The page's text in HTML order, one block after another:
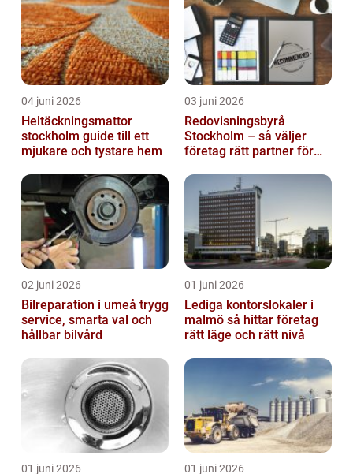
04 juni 2026
Heltäckningsmattor
stockholm guide till ett
mjukare och tystare hem
03 juni 2026
Redovisningsbyrå
Stockholm – så väljer
företag rätt partner för
02 juni 2026
Bilreparation i umeå trygg
service, smarta val och
hållbar bilvård
01 juni 2026
Lediga kontorslokaler i
malmö så hittar företag
rätt läge och rätt nivå
01 juni 2026 01 juni 2026